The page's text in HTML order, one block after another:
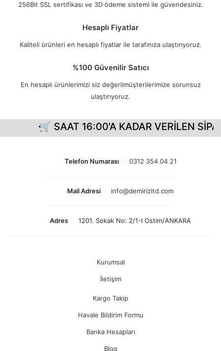
256Bit SSL sertifikası ve 3D ödeme sistemi ile güvendesiniz.
Hesaplı Fiyatlar
Kaliteli ürünleri en hesaplı fiyatlar ile tarafınıza ulaştırıyoruz.
%100 Güvenilir Satıcı
En hesaplı ürünlerimizi siz değerlimüşterilerimize sorunsuz
ulaştırıyoruz.
🛒 SAAT 16:00'A KADAR VERİLEN
Telefon Numarası 0312 354 04 21
Mail Adresi info@demirizltd.com
Adres 1201. Sokak No: 2/1-I Ostim/ANKARA
Kurumsal
İletişim
Kargo Takip
Havale Bildirim Formu
Banka Hesapları
Blog